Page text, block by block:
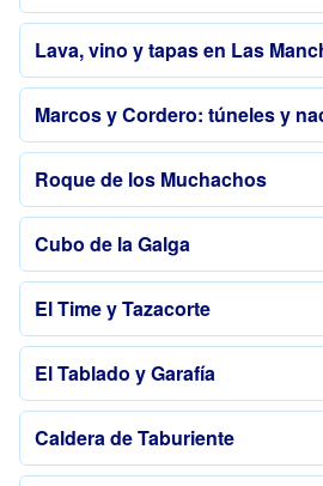
Lava, vino y tapas en Las
Marcos y Cordero: túneles y
Roque de los Muchachos
Cubo de la Galga
El Time y Tazacorte
El Tablado y Garafía
Caldera de Taburiente